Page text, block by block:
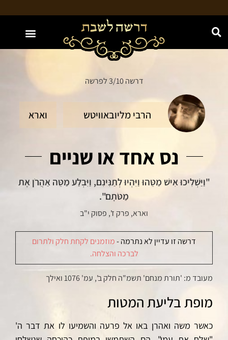
האתר מוקדש לע"נ חווה נחמה בת יעקב משה ז"ל
דרשה 3/10 לפרשה
הרבי מליובאוויטש וארא
נס אחד או שניים
"וַיַּשְׁלִיכוּ אִישׁ מַטֵּהוּ וַיִּהְיוּ לְתַנִּינִם, וַיִּבְלַע מַטֵּה אַהֲרֹן אֶת
מַטֹּתָם".
וארא, פרק ז', פסוק י"ב
דרשה זו עדיין לא נתרמה -מוזמנים לקחת חלק ולתרום
לברכה והצלחה.
מעובד מ: 'תורת מנחם' תשמ"ה חלק ב', עמ' 1076 ואילך
מופת בליעת המטות
כאשר משה ואהרן באו אל פרעה והשמיעו לו את דבר ה'